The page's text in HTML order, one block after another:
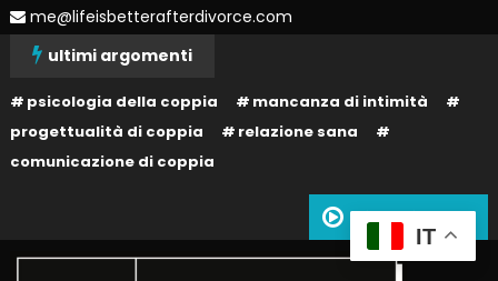
Skipme@lifeisbetterafterdivorce.com
ultimi argomenti
psicologia della coppia
mancanza di intimità
progettualità di coppia
relazione sana
comunicazione di coppia
Siamo in onda
IT